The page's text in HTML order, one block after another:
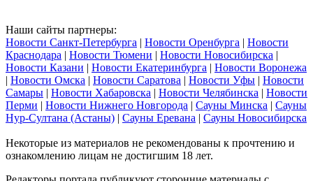
Наши сайты партнеры:
Новости Санкт-Петербурга | Новости Оренбурга | Новости
Краснодара | Новости Тюмени | Новости Новосибирска |
Новости Казани | Новости Екатеринбурга | Новости Воронежа
| Новости Омска | Новости Саратова | Новости Уфы | Новости
Самары | Новости Хабаровска | Новости Челябинска | Новости
Перми | Новости Нижнего Новгорода | Сауны Минска | Сауны
Нур-Султана (Астаны) | Сауны Еревана | Сауны Новосибирска
Некоторые из материалов не рекомендованы к прочтению и
ознакомлению лицам не достигшим 18 лет.